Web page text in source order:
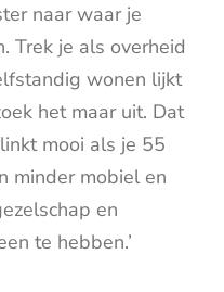
naar waar je
Trek je als overheid
wonen lijkt
het maar uit. Dat
mooi als je 55
minder mobiel en
en
te hebben.’